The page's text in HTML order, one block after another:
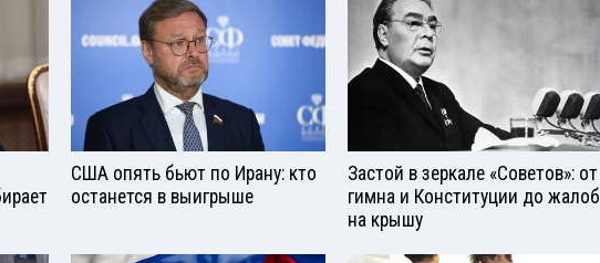
США опять бьют по Ирану: кто
останется в выигрыше
Застой в зеркале «Советов»: от
гимна и Конституции до жалоб
на крышу